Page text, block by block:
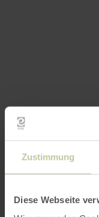
Zustimmung
Diese Webseite